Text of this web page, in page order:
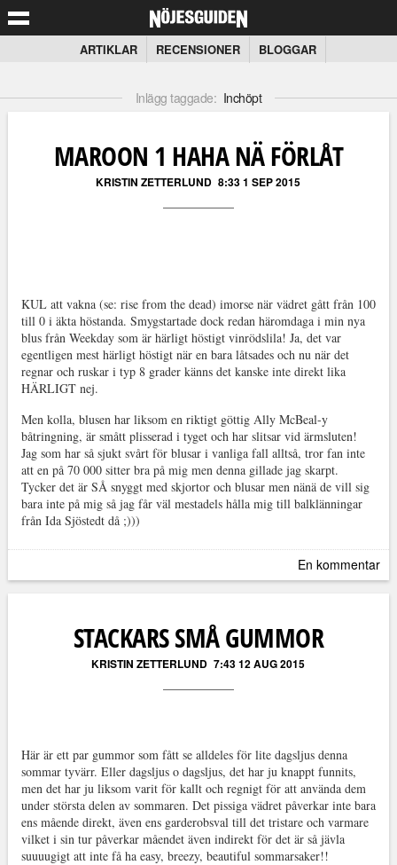
ARTIKLAR RECENSIONER BLOGGAR
Inlägg taggade: Inchöpt
MAROON 1 HAHA NÄ FÖRLÅT
KRISTIN ZETTERLUND 8:33 1 SEP 2015
KUL att vakna (se: rise from the dead) imorse när vädret gått från 100
till 0 i äkta höstanda. Smygstartade dock redan häromdaga i min nya
blus från Weekday som är härligt höstigt vinrödslila! Ja, det var
egentligen mest härligt höstigt när en bara låtsades och nu när det
regnar och ruskar i typ 8 grader känns det kanske inte direkt lika
HÄRLIGT nej.
Men kolla, blusen har liksom en riktigt göttig Ally McBeal-y
båtringning, är smått plisserad i tyget och har slitsar vid ärmsluten!
Jag som har så sjukt svårt för blusar i vanliga fall alltså, tror fan inte
att en på 70 000 sitter bra på mig men denna gillade jag skarpt.
Tycker det är SÅ snyggt med skjortor och blusar men nänä de vill sig
bara inte på mig så jag får väl mestadels hålla mig till balklänningar
från Ida Sjöstedt då ;)))
En kommentar
STACKARS SMÅ GUMMOR
KRISTIN ZETTERLUND 7:43 12 AUG 2015
Här är ett par gummor som fått se alldeles för lite dagsljus denna
sommar tyvärr. Eller dagsljus o dagsljus, det har ju knappt funnits,
men det har ju liksom varit för kallt och regnigt för att använda dem
under största delen av sommaren. Det pissiga vädret påverkar inte bara
ens mående direkt, även ens garderobsval till det tristare och varmare
vilket i sin tur påverkar måendet även indirekt för det är så jävla
suuuugigt att inte få ha easy, breezy, beautiful sommarsaker!!